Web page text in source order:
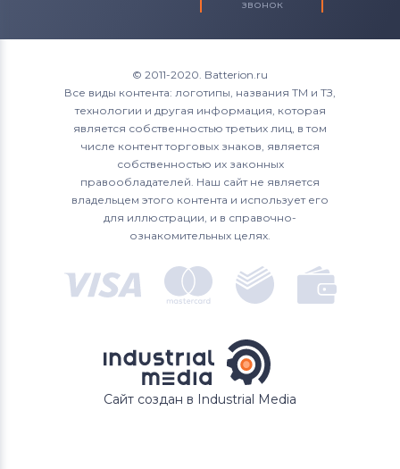
звонок
© 2011-2020. Batterion.ru
Все виды контента: логотипы, названия ТМ и ТЗ,
технологии и другая информация, которая
является собственностью третьих лиц, в том
числе контент торговых знаков, является
собственностью их законных
правообладателей. Наш сайт не является
владельцем этого контента и использует его
для иллюстрации, и в справочно-
ознакомительных целях.
Сайт создан в Industrial Media